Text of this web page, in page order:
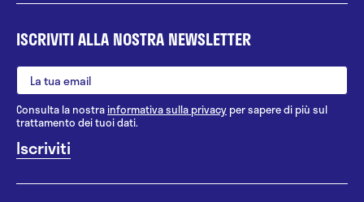
ISCRIVITI ALLA NOSTRA NEWSLETTER
Consulta la nostrainformativa sulla privacy per sapere di più sul
trattamento dei tuoi dati.